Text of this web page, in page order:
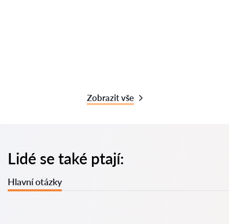
Zobrazit vše
Lidé se také ptají:
Hlavní otázky